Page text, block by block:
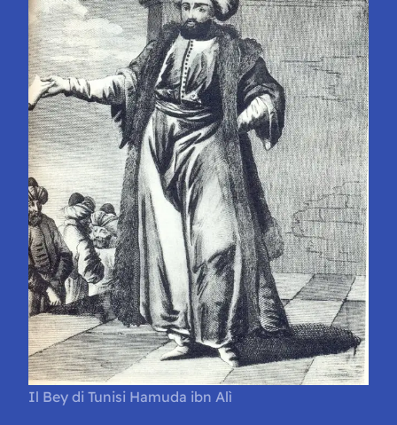
Il Bey di Tunisi Hamuda ibn Alì